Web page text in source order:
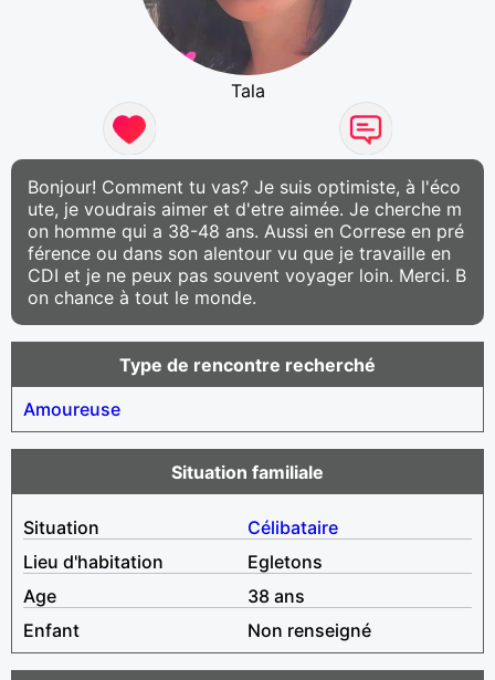
Tala
Bonjour! Comment tu vas? Je suis optimiste, à l'éco
ute, je voudrais aimer et d'etre aimée. Je cherche m
on homme qui a 38-48 ans. Aussi en Correse en pré
férence ou dans son alentour vu que je travaille en
CDI et je ne peux pas souvent voyager loin. Merci. B
on chance à tout le monde.
Type de rencontre recherché
Amoureuse
Situation familiale
Situation
Célibataire
Lieu d'habitation
Egletons
Age
38 ans
Enfant
Non renseigné